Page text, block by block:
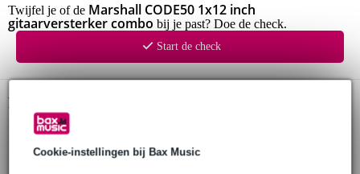
Cookie-instellingen bij Bax Music
Twijfel je of de Marshall CODE50 1x12 inch
gitaarversterker combo bij je past? Doe de check.
Start de check
Productinformatie
Marshall CODE 50
Marshall gitaarversterker